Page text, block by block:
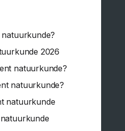
2026
natuurkunde?
natuurkunde?
natuurkunde